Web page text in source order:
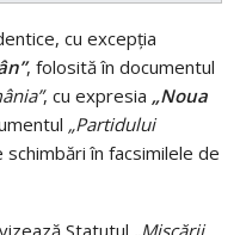
cu excepţia
, folosită în documentul
, cu expresia „Noua
„Partidului
schimbări în facsimilele de